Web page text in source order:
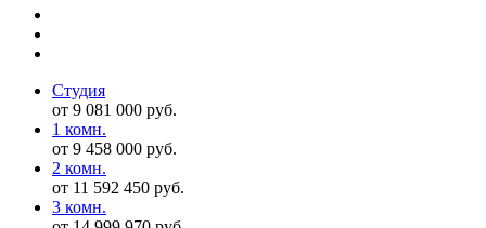
Студия
от 9 081 000 руб.
1 комн.
от 9 458 000 руб.
2 комн.
от 11 592 450 руб.
3 комн.